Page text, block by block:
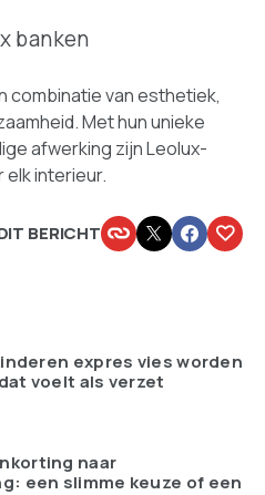
banken
combinatie van esthetiek,
Met hun unieke
afwerking zijn Leolux-
elk interieur.
BERICHT
expres vies worden
voelt als verzet
naar
een slimme keuze of een